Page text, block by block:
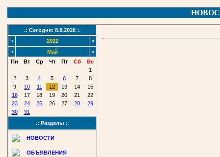
.: Сегодня: 8.8.2026 :.
«
2022
»
«
Май
»
Пн
Вт Ср Чт Пт Сб
Вс
1
2
3 4 5 6 7
8
9
10 11 12 13 14
15
16
17 18 19 20 21
22
23
24 25 26 27 28
29
30
31
.: Разделы :.
НОВОСТИ
ОБЪЯВЛЕНИЯ